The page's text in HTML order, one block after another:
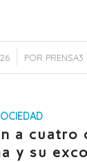
POR PRENSA3
a cuatro
y su